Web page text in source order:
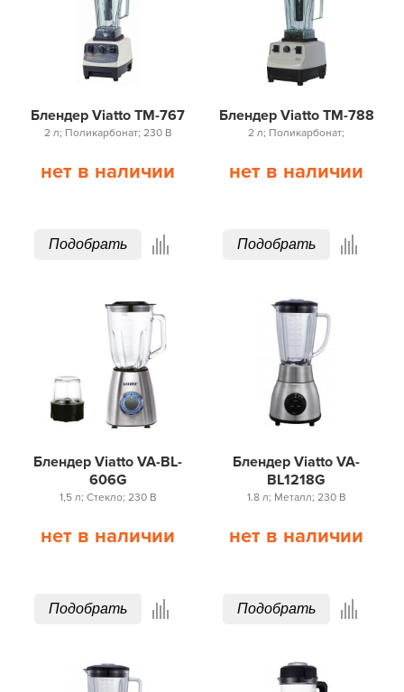
Блендер Viatto TM-767
2 л; Поликарбонат; 230 В
нет в наличии
Подобрать
Блендер Viatto TM-788
2 л; Поликарбонат;
нет в наличии
Подобрать
Блендер Viatto VA-BL-
606G
1,5 л; Стекло; 230 В
нет в наличии
Подобрать
Блендер Viatto VA-
BL1218G
1.8 л; Металл; 230 В
нет в наличии
Подобрать